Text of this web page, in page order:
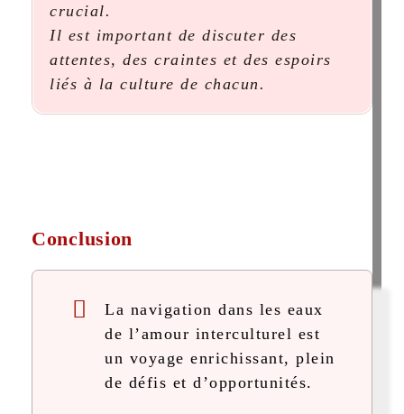
crucial.
Il est important de discuter des
attentes, des craintes et des espoirs
liés à la culture de chacun.
Conclusion
La navigation dans les eaux
de l’amour interculturel est
un voyage enrichissant, plein
de défis et d’opportunités.